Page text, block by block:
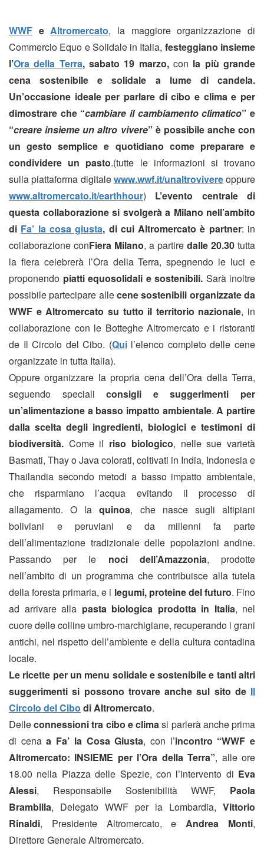
WWF eAltromercato, la maggiore organizzazione di
Commercio Equo e Solidale in Italia, festeggiano insieme
l’Ora della Terra, sabato 19 marzo,con la più grande
cena sostenibile e solidale a lume di candela.
Un’occasione ideale per parlare di cibo e clima e per
dimostrare che “cambiare il cambiamento climatico” e
“creare insieme un altro vivere” è possibile anche con
un gesto semplice e quotidiano come preparare e
condividere un pasto.(tutte le informazioni si trovano
sulla piattaforma digitalewww.wwf.it/unaltrovivereoppure
www.altromercato.it/earthhour)
L’evento centrale di
questa collaborazione si svolgerà a Milano nell’ambito
di Fa’ la cosa giusta, di cui Altromercato è partner: in
collaborazione conFiera Milano, a partire dalle 20.30 tutta
la fiera celebrerà l’Ora della Terra, spegnendo le luci e
proponendo piatti equosolidali e sostenibili. Sarà inoltre
possibile partecipare allecene sostenibili organizzate da
WWF e Altromercato su tutto il territorio nazionale, in
collaborazione con le Botteghe Altromercato e i ristoranti
de Il Circolo del Cibo. (Quil’elenco completo delle cene
organizzate in tutta Italia).
Oppure organizzare la propria cena dell’Ora della Terra,
seguendo specialiconsigli e suggerimenti per
un’alimentazione a basso impatto ambientale.A partire
dalla scelta degli ingredienti, biologici e testimoni di
biodiversità. Come il riso biologico, nelle sue varietà
Basmati, Thay o Java colorati, coltivati in India, Indonesia e
Thailandia secondo metodi a basso impatto ambientale,
che risparmiano l’acqua evitando il processo di
allagamento. O laquinoa, che nasce sugli altipiani
boliviani e peruviani e da millenni fa parte
dell’alimentazione tradizionale delle popolazioni andine.
Passando per le noci dell’Amazzonia, prodotte
nell’ambito di un programma che contribuisce alla tutela
della foresta primaria, e i legumi, proteine del futuro. Fino
ad arrivare alla pasta biologica prodotta in Italia, nel
cuore delle colline umbro-marchigiane, recuperando i grani
antichi, nel rispetto dell’ambiente e della cultura contadina
locale.
Le ricette per un menu solidale e sostenibile e tanti altri
suggerimenti si possono trovare anche sul sito de Il
Circolo del Cibo di Altromercato.
Delleconnessioni tra cibo e climasi parlerà anche prima
di cenaa Fa’ la Cosa Giusta, con l’incontro “WWF e
Altromercato: INSIEME per l’Ora della Terra”, alle ore
18.00 nella Piazza delle Spezie, con l’intervento di Eva
Alessi, Responsabile Sostenibilità WWF, Paola
Brambilla, Delegato WWF per la Lombardia, Vittorio
Rinaldi, Presidente Altromercato, eAndrea Monti,
Direttore Generale Altromercato.